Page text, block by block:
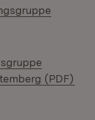
(PDF)